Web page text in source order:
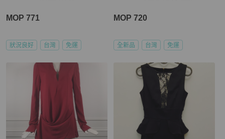
MOP 771
狀況良好 台灣 免運
MOP 720
全新品 台灣 免運